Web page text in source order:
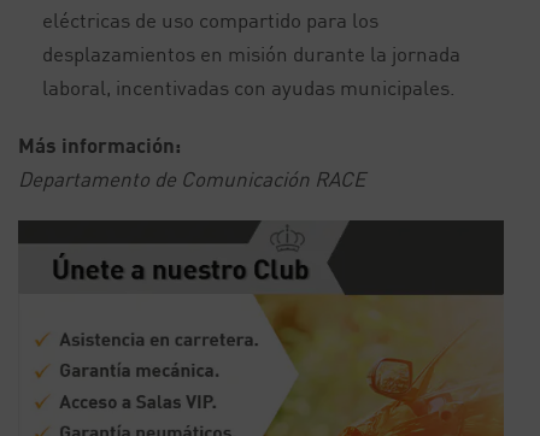
eléctricas de uso compartido para los
desplazamientos en misión durante la jornada
laboral, incentivadas con ayudas municipales.
Más información:
Departamento de Comunicación RACE